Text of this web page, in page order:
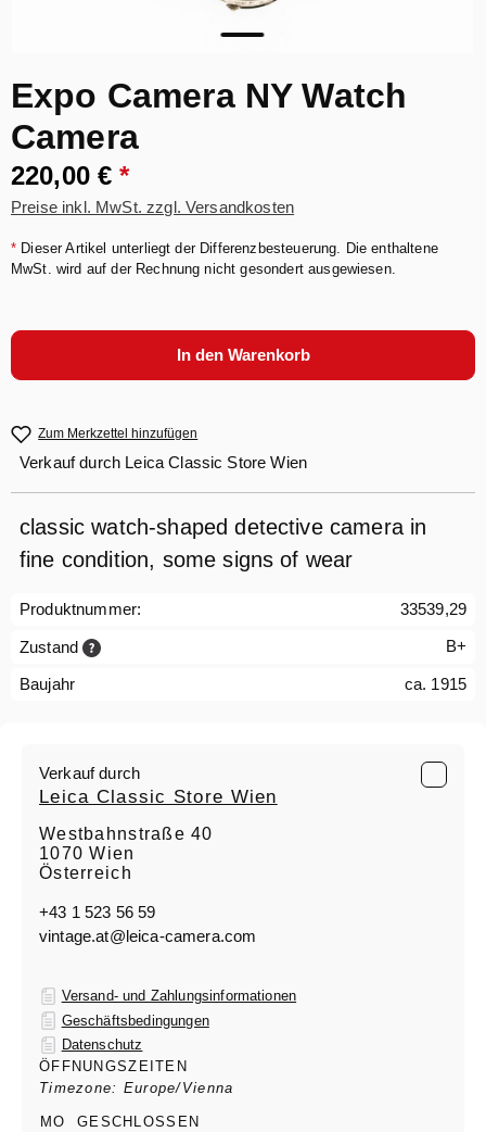
Expo Camera NY Watch
Camera
220,00 €*
Preise inkl. MwSt. zzgl. Versandkosten
* Dieser Artikel unterliegt der Differenzbesteuerung. Die enthaltene
MwSt. wird auf der Rechnung nicht gesondert ausgewiesen.
In den Warenkorb
Zum Merkzettel hinzufügen
Verkauf durch Leica Classic Store Wien
classic watch-shaped detective camera in
fine condition, some signs of wear
Produktnummer: 33539,29
Zustand B+
Baujahr ca. 1915
Verkauf durch
Leica Classic Store Wien
Westbahnstraße 40
1070 Wien
Österreich
+43 1 523 56 59
vintage.at@leica-camera.com
Versand- und Zahlungsinformationen
Geschäftsbedingungen
Datenschutz
ÖFFNUNGSZEITEN
Timezone: Europe/Vienna
MO
GESCHLOSSEN